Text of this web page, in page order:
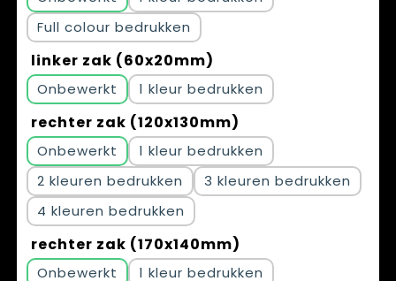
Full colour
linker zak (60x20mm)
Onbewerkt 1
rechter zak (120x130mm)
Onbewerkt
1
2
3
4
rechter zak (170x140mm)
Onbewerkt
1